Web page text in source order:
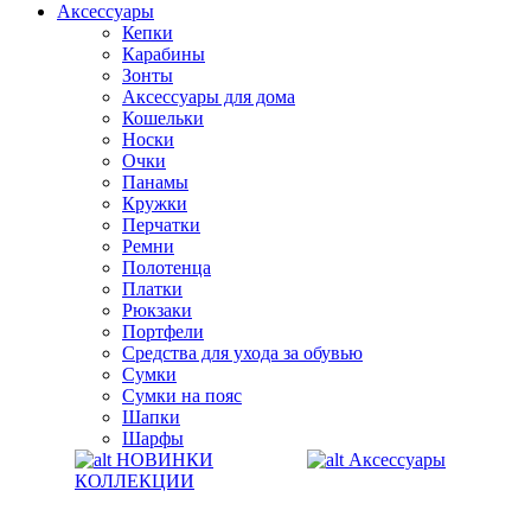
Аксессуары
Кепки
Карабины
Зонты
Аксессуары для дома
Кошельки
Носки
Очки
Панамы
Кружки
Перчатки
Ремни
Полотенца
Платки
Рюкзаки
Портфели
Средства для ухода за обувью
Сумки
Сумки на пояс
Шапки
Шарфы
НОВИНКИ
КОЛЛЕКЦИИ
Аксессуары